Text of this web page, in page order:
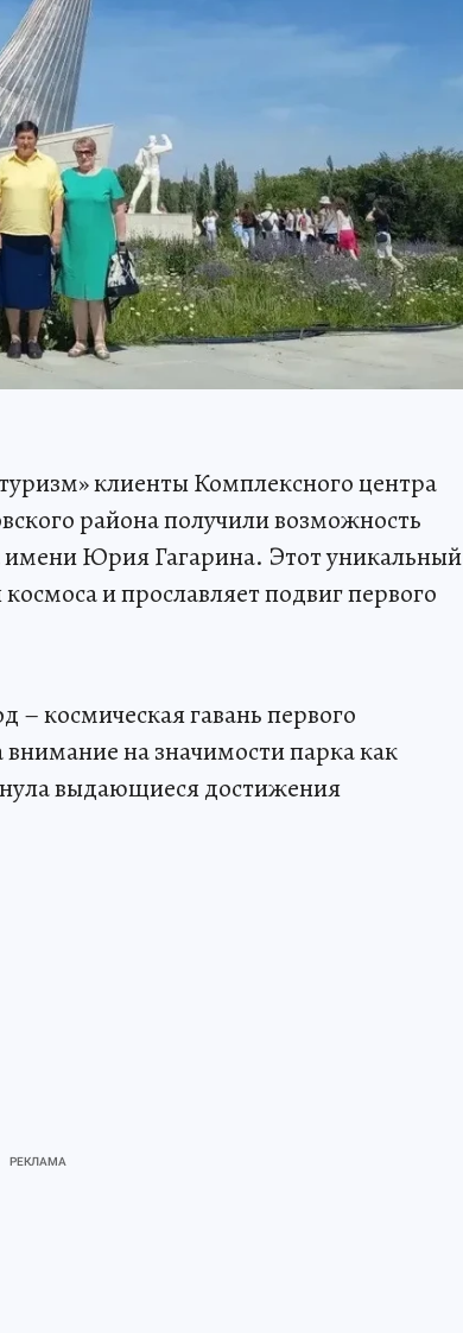
клиенты Комплексного центра
района получили возможность
имени Юрия Гагарина. Этот уникальный
и прославляет подвиг первого
космическая гавань первого
на значимости парка как
выдающиеся достижения